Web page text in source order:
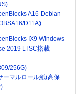
A16 Debian
D11A)
IX9 Windows
2019 LTSC搭載
256G)
ーマルロール紙(高保